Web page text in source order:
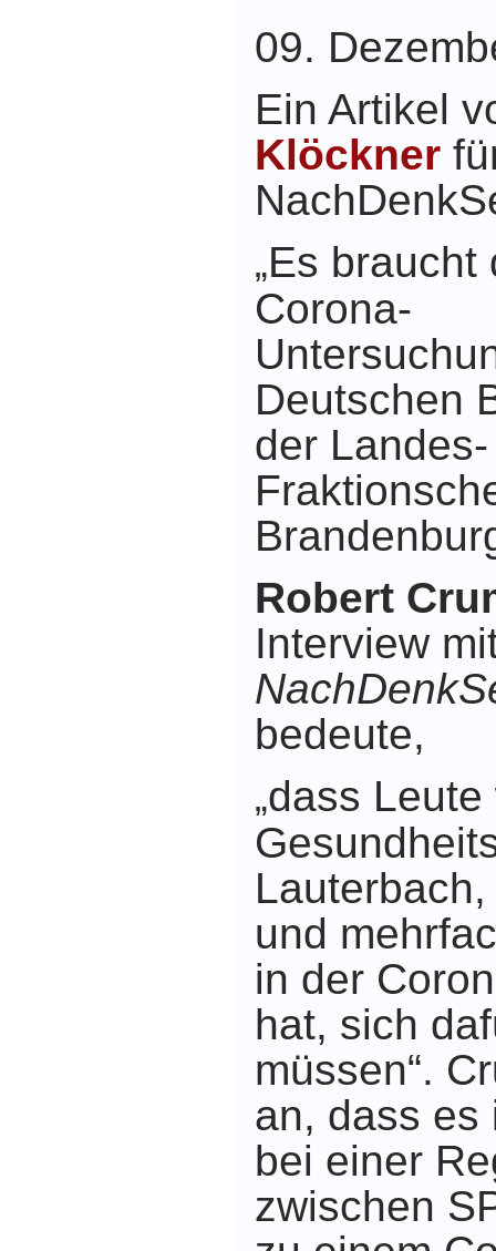
09.
Ein Artikel
Klöckner
„Es braucht
Corona-
Deutschen
der
Robert
Interview
bedeute,
„dass Leute
und
in der
hat, sich
müssen“.
an, dass es
bei einer
zwischen